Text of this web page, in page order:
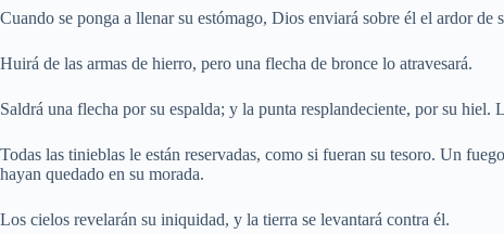
Cuando se ponga a llenar su estómago, Dios enviará sobre él el ardor
Huirá de las armas de hierro, pero una flecha de bronce lo atravesará.
Saldrá una flecha por su espalda; y la punta resplandeciente, por su hiel.
Todas las tinieblas le están reservadas, como si fueran su tesoro. Un
hayan quedado en su morada.
Los cielos revelarán su iniquidad, y la tierra se levantará contra él.